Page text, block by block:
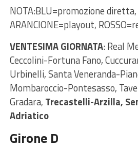
NOTA:BLU=promozione
ARANCIONE=playout,
VENTESIMA GIORNATA: Real
Ceccolini-Fortuna Fano,
Urbinelli, Santa Veneranda-
Mombaroccio-Pontesasso,
Gradara, Trecastelli-Arzilla,
Adriatico
Girone D